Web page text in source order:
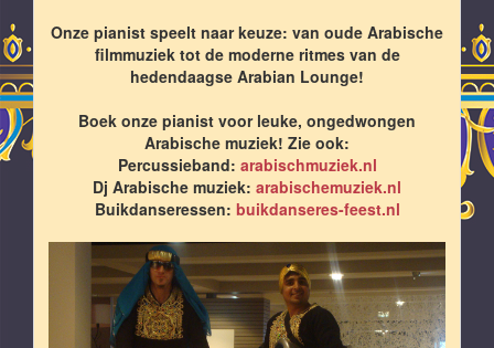
Onze pianist speelt naar keuze: van oude Arabische
filmmuziek tot de moderne ritmes van de
hedendaagse Arabian Lounge!
Boek onze pianist voor leuke, ongedwongen
Arabische muziek! Zie ook:
Percussieband: arabischmuziek.nl
Dj Arabische muziek: arabischemuziek.nl
Buikdanseressen: buikdanseres-feest.nl